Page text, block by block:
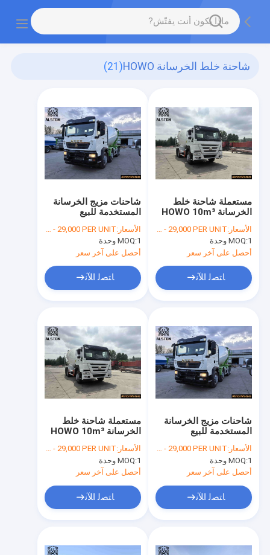
شاحنة خلط الخرسانة HOWO (21)
شاحنات مزيج الخرسانة
المستخدمة للبيع
الأسعار:FOB USD 17,000 - 29,000 PER UNIT
MOQ:1 وحدة
أحصل على آخر سعر
ﺎﺘﺼﻟ ﺍﻶﻧ
مستعملة شاحنة خلط
الخرسانة HOWO 10m³
للبيع | 6x4 371 حصان
الأسعار:FOB USD 17,000 - 29,000 PER UNIT
MOQ:1 وحدة
أحصل على آخر سعر
ﺎﺘﺼﻟ ﺍﻶﻧ
مستعملة شاحنة خلط
الخرسانة HOWO 10m³
للبيع | 6x4 371 حصان
الأسعار:FOB USD 17,000 - 29,000 PER UNIT
MOQ:1 وحدة
أحصل على آخر سعر
ﺎﺘﺼﻟ ﺍﻶﻧ
شاحنات مزيج الخرسانة
المستخدمة للبيع
الأسعار:FOB USD 17,000 - 29,000 PER UNIT
MOQ:1 وحدة
أحصل على آخر سعر
ﺎﺘﺼﻟ ﺍﻶﻧ